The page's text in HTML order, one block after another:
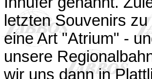
letzten Souvenirs
eine Art "Atrium" -
unsere
wir uns dann in